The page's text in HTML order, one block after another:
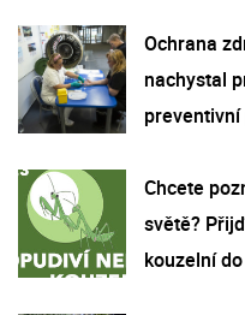
Ochrana
nachystal
Chcete
světě?
kouzelní